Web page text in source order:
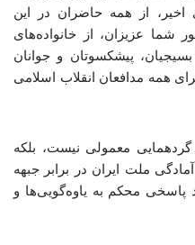
اخیر، از همه حاضران در این
عزیزان، از خانواده‌های
پیشکسوتان و جوانان
همه مدافعان انقلاب اسلامی
معمولی نیست، بلکه
ملت ایران در برابر جبهه
محکم به یاوه‌گویی‌ها و